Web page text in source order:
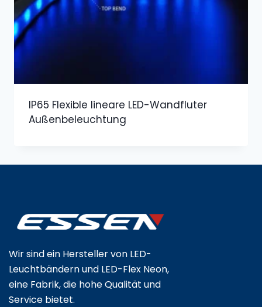
IP65 Flexible lineare LED-Wandfluter
Außenbeleuchtung
Wir sind ein Hersteller von LED-
Leuchtbändern und LED-Flex Neon,
eine Fabrik, die hohe Qualität und
Service bietet.